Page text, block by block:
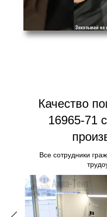
Качество
16965-71
Все сотрудники